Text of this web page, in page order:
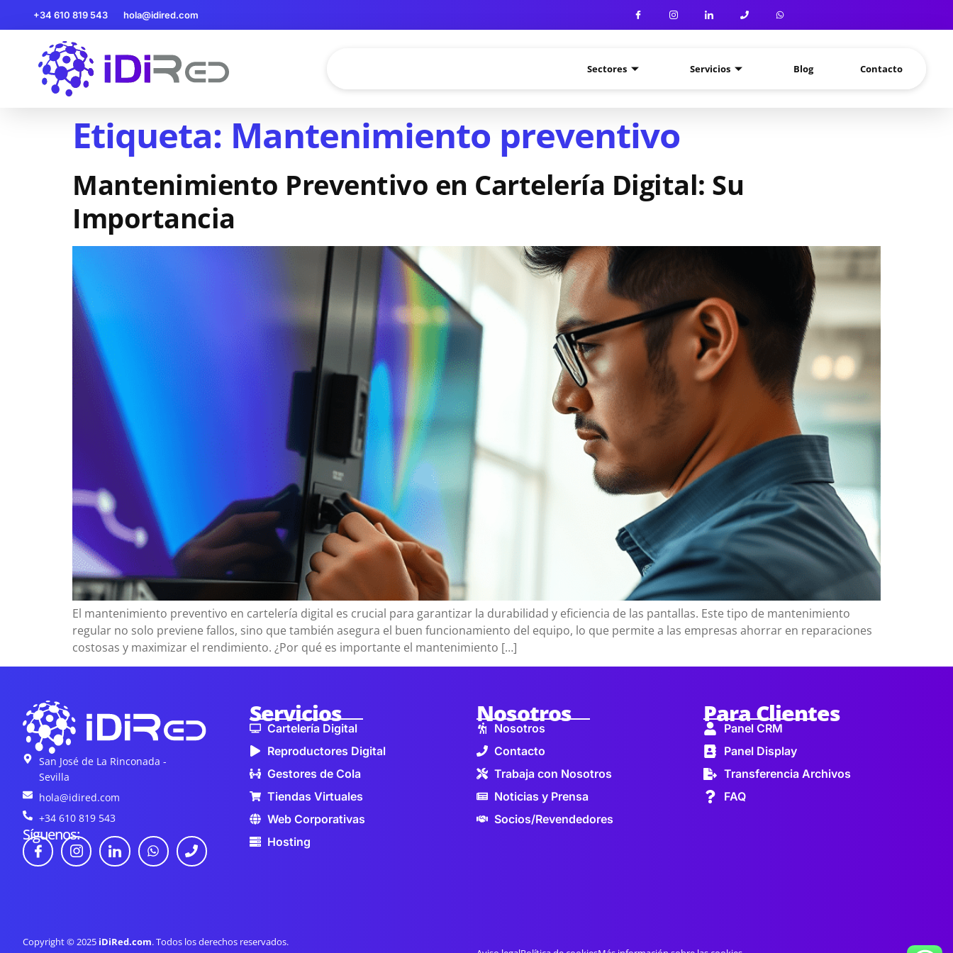
+34 610 819 543 hola@idired.com
Sectores Servicios Blog Contacto
Etiqueta: Mantenimiento preventivo
Mantenimiento Preventivo en Cartelería Digital: Su
Importancia
El mantenimiento preventivo en cartelería digital es crucial para garantizar la durabilidad y eficiencia de las pantallas. Este tipo de mantenimiento
regular no solo previene fallos, sino que también asegura el buen funcionamiento del equipo, lo que permite a las empresas ahorrar en reparaciones
costosas y maximizar el rendimiento. ¿Por qué es importante el mantenimiento […]
San José de La Rinconada -
Sevilla
hola@idired.com
+34 610 819 543
Síguenos:
Servicios
Cartelería Digital
Reproductores Digital
Gestores de Cola
Tiendas Virtuales
Web Corporativas
Hosting
Nosotros
Nosotros
Contacto
Trabaja con Nosotros
Noticias y Prensa
Socios/Revendedores
Para Clientes
Panel CRM
Panel Display
Transferencia Archivos
FAQ
Copyright © 2025 iDiRed.com. Todos los derechos reservados.